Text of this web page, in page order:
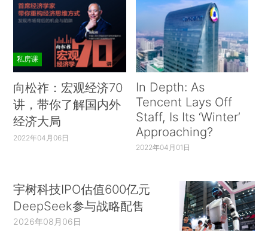
私房课
向松祚：宏观经济70
讲，带你了解国内外
经济大局
2022年04月06日
In Depth: As
Tencent Lays Off
Staff, Is Its ‘Winter’
Approaching?
2022年04月01日
宇树科技IPO估值600亿元
DeepSeek参与战略配售
2026年08月06日